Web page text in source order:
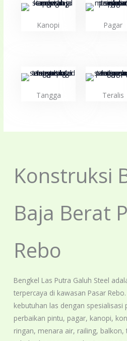
Kanopi Pagar
Tangga Teralis
Konstruksi
Baja Berat
Rebo
Bengkel Las Putra Galuh Steel
terpercaya di kawasan Pasar
kebutuhan las dengan spesialisasi
perbaikan pintu, pagar, kanopi,
ringan, menara air, railing, balkon,